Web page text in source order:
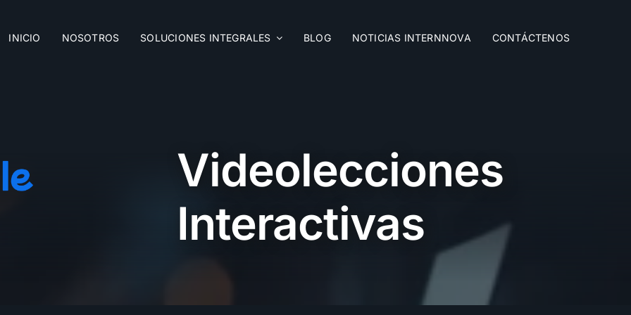
INICIO NOSOTROS SOLUCIONES INTEGRALES BLOG NOTICIAS INTERNNOVA CONTÁCTENOS
Videolecciones
Interactivas